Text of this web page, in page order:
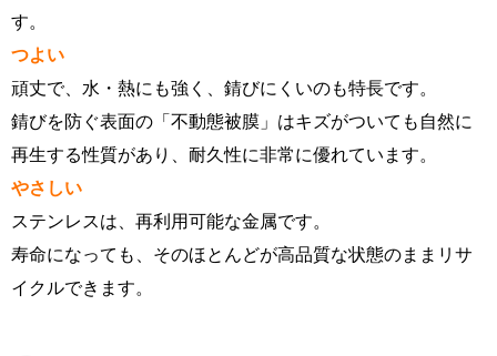
す。
つよい
頑丈で、水・熱にも強く、錆びにくいのも特長です。
錆びを防ぐ表面の「不動態被膜」はキズがついても自然に
再生する性質があり、耐久性に非常に優れています。
やさしい
ステンレスは、再利用可能な金属です。
寿命になっても、そのほとんどが高品質な状態のままリサ
イクルできます。